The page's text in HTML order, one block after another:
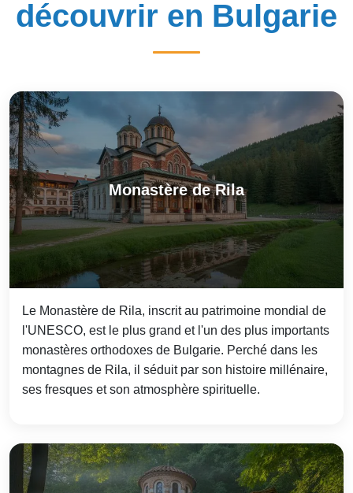
découvrir en Bulgarie
Monastère de Rila
Le Monastère de Rila, inscrit au patrimoine mondial de
l'UNESCO, est le plus grand et l'un des plus importants
monastères orthodoxes de Bulgarie. Perché dans les
montagnes de Rila, il séduit par son histoire millénaire,
ses fresques et son atmosphère spirituelle.